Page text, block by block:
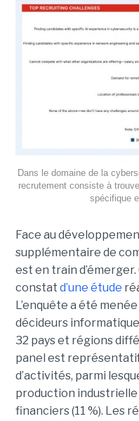
Dans le domaine de la
recrutement consiste à
spécifique
Face au
supplémentaire de
est en train d’émerger.
constat d’une étude
L’enquête a été
décideurs
32 pays et régions
panel est
d’activités, parmi
production industrielle
financiers (11 %). Les